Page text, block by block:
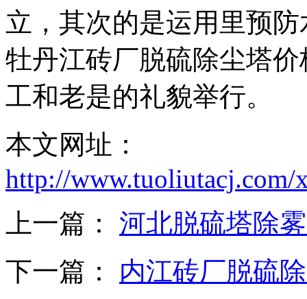
立，其次的是运用里预
牡丹江砖厂脱硫除尘塔
工和老是的礼貌举行。
本文网址：
http://www.tuoliutacj.com/
上一篇： 河北脱硫塔除
下一篇： 内江砖厂脱硫